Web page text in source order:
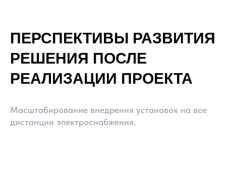
ПЕРСПЕКТИВЫ РАЗВИТИЯ
РЕШЕНИЯ ПОСЛЕ
РЕАЛИЗАЦИИ ПРОЕКТА
Масштабирование внедрения установок на все
дистанции электроснабжения.